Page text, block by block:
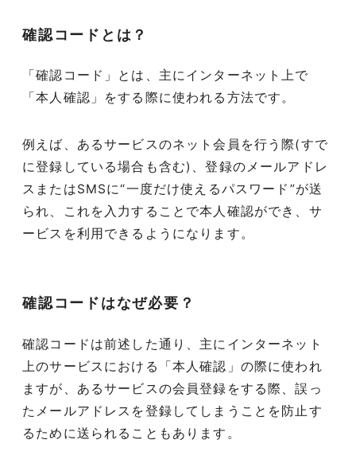
確認コードとは？
「確認コード」とは、主にインターネット上で
「本人確認」をする際に使われる方法です。
例えば、あるサービスのネット会員を行う際(すで
に登録している場合も含む)、登録のメールアドレ
スまたはSMSに“一度だけ使えるパスワード”が送
られ、これを入力することで本人確認ができ、サ
ービスを利用できるようになります。
確認コードはなぜ必要？
確認コードは前述した通り、主にインターネット
上のサービスにおける「本人確認」の際に使われ
ますが、あるサービスの会員登録をする際、誤っ
たメールアドレスを登録してしまうことを防止す
るために送られることもあります。